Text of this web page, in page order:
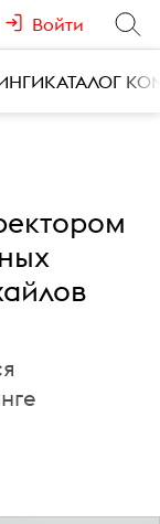
Войти
КАТАЛОГ